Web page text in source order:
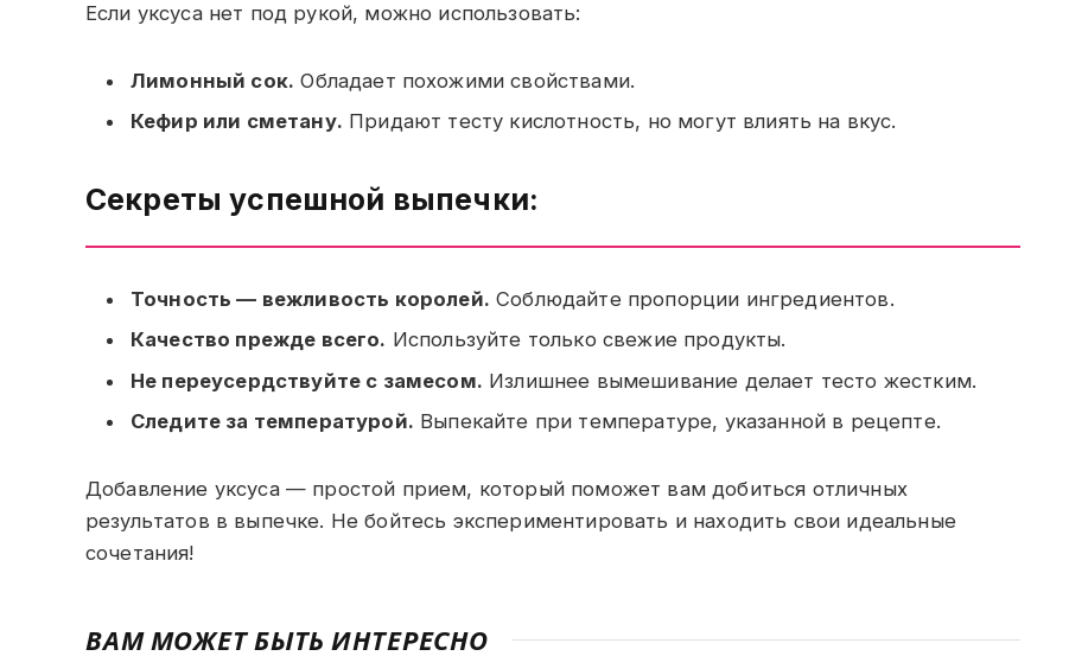
Если уксуса нет под рукой, можно использовать:
Лимонный сок. Обладает похожими свойствами.
Кефир или сметану. Придают тесту кислотность, но могут влиять на вкус.
Секреты успешной выпечки:
Точность — вежливость королей. Соблюдайте пропорции ингредиентов.
Качество прежде всего. Используйте только свежие продукты.
Не переусердствуйте с замесом. Излишнее вымешивание делает тесто жестким.
Следите за температурой. Выпекайте при температуре, указанной в рецепте.
Добавление уксуса — простой прием, который поможет вам добиться отличных
результатов в выпечке. Не бойтесь экспериментировать и находить свои идеальные
сочетания!
ВАМ МОЖЕТ БЫТЬ ИНТЕРЕСНО